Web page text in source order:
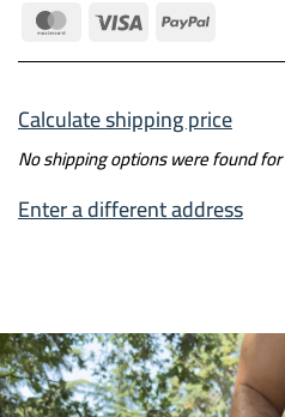
MasterCard
Visa PayPal
Calculate shipping price
No shipping options were found for
Enter a different address